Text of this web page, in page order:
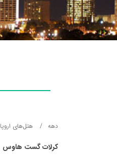
دهه هتل‌های اروپا
کرلات گست هاوس